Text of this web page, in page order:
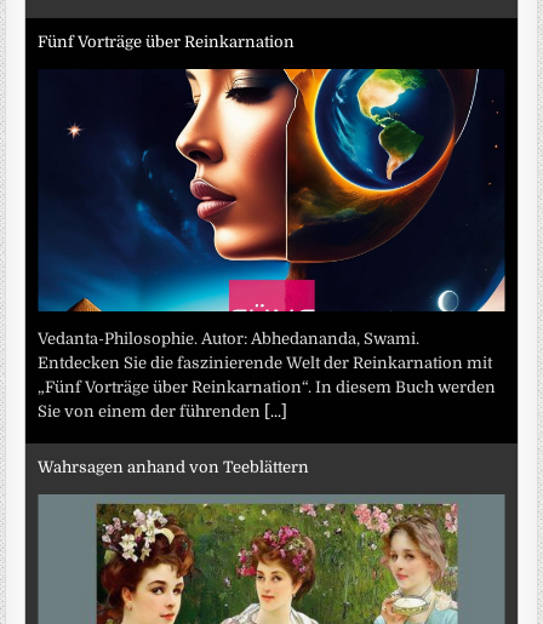
Fünf Vorträge über Reinkarnation
Vedanta-Philosophie. Autor: Abhedananda, Swami.
Entdecken Sie die faszinierende Welt der Reinkarnation mit
„Fünf Vorträge über Reinkarnation“. In diesem Buch werden
Sie von einem der führenden [...]
Wahrsagen anhand von Teeblättern